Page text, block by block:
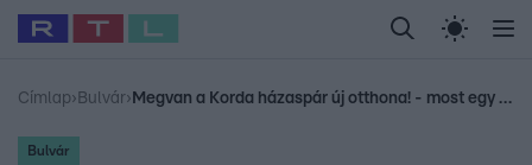
Legfrissebb RTL Híradó Randi Celeb vagyok,
Sebestyén Balázs Babits Marcella
Címlap› Bulvár› Megvan a Korda házaspár új otthona! - most egy csendes, zöld zugban élnek
Bulvár